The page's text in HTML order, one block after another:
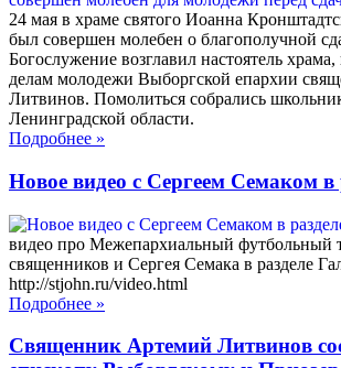
24 мая в храме святого Иоанна
был совершен молебен о благополучной
Богослужение возглавил настоятель
делам молодежи Выборгской епархии
Литвинов. Помолиться собрались
Ленинградской области.
Подробнее »
Новое видео с Сергеем Семаком в
видео про Межепархиальный футбольный
священников и Сергея Семака в разделе
http://stjohn.ru/video.html
Подробнее »
Священник Артемий Литвинов